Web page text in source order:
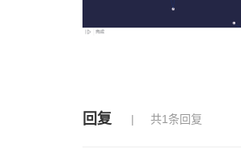
回复 共1条回复